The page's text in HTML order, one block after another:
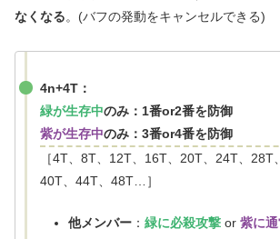
なくなる。(バフの発動をキャンセルできる)
4n+4T：
緑が生存中のみ：1番or2番を防御
紫が生存中のみ：3番or4番を防御
［4T、8T、12T、16T、20T、24T、28T
40T、44T、48T…］
他メンバー： 緑に必殺攻撃or 紫に